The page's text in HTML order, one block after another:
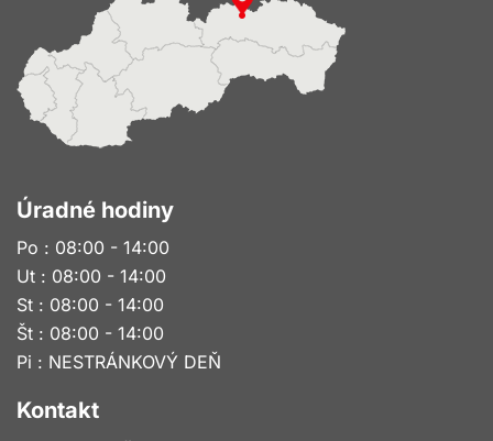
Úradné hodiny
Po : 08:00 - 14:00
Ut : 08:00 - 14:00
St : 08:00 - 14:00
Št : 08:00 - 14:00
Pi : NESTRÁNKOVÝ DEŇ
Kontakt